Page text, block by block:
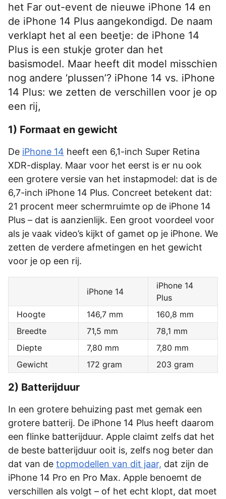
het Far out-event de nieuwe iPhone 14 en
de iPhone 14 Plus aangekondigd. De naam
verklapt het al een beetje: de iPhone 14
Plus is een stukje groter dan het
basismodel. Maar heeft dit model misschien
nog andere ‘plussen’? iPhone 14 vs. iPhone
14 Plus: we zetten de verschillen voor je op
een rij,
1) Formaat en gewicht
De iPhone 14 heeft een 6,1-inch Super Retina
XDR-display. Maar voor het eerst is er nu ook
een grotere versie van het instapmodel: dat is de
6,7-inch iPhone 14 Plus. Concreet betekent dat:
21 procent meer schermruimte op de iPhone 14
Plus – dat is aanzienlijk. Een groot voordeel voor
als je vaak video’s kijkt of gamet op je iPhone. We
zetten de verdere afmetingen en het gewicht
voor je op een rij.
iPhone 14
iPhone 14
Plus
Hoogte
146,7 mm
160,8 mm
Breedte
71,5 mm
78,1 mm
Diepte
7,80 mm
7,80 mm
Gewicht
172 gram 203 gram
2) Batterijduur
In een grotere behuizing past met gemak een
grotere batterij. De iPhone 14 Plus heeft daarom
een flinke batterijduur. Apple claimt zelfs dat het
de beste batterijduur ooit is, zelfs nog beter dan
dat van de topmodellen van dit jaar, dat zijn de
iPhone 14 Pro en Pro Max. Apple benoemt de
verschillen als volgt – of het echt klopt, dat moet